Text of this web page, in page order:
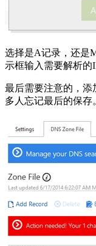
选择是A记录，还是
示框输入需要解析的
最后需要注意的，添
多人忘记最后的保存